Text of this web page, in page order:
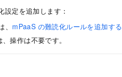
定を追加します：
mPaaS の難読化ルールを追加する
操作は不要です。